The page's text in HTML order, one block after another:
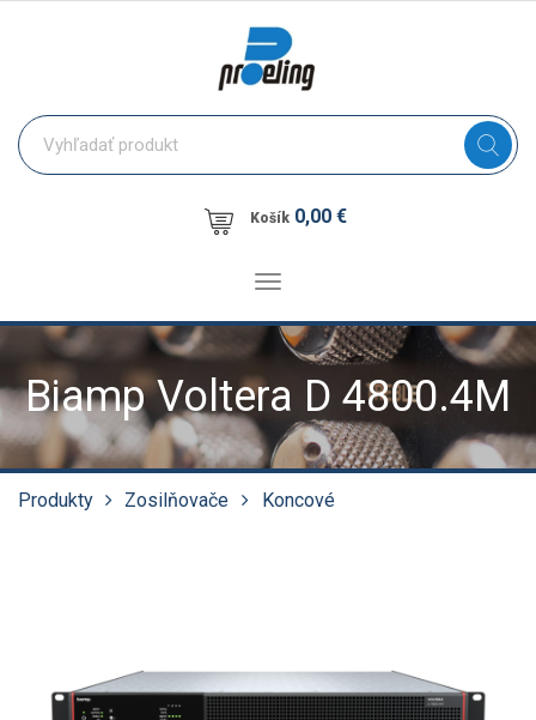
Košík 0,00 €
Toggle
Biamp Voltera D 4800.4M
Produkty Zosilňovače Koncové